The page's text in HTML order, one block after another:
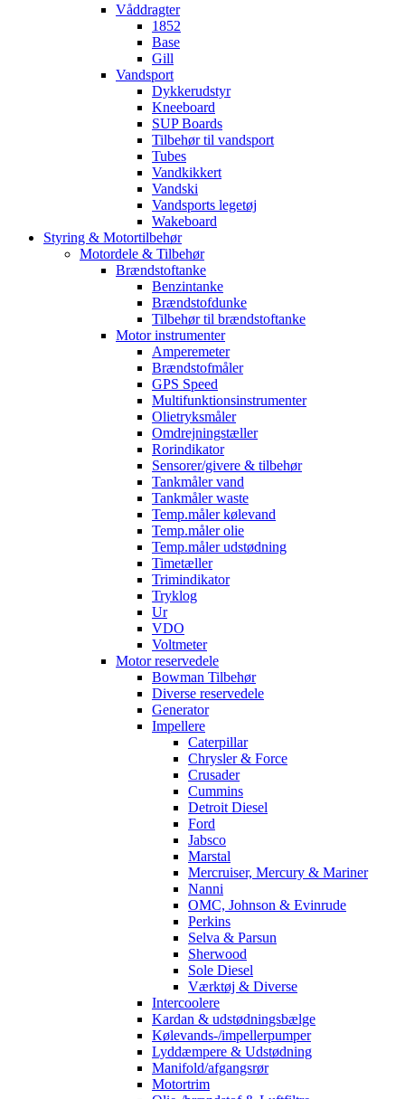
Våddragter
1852
Base
Gill
Vandsport
Dykkerudstyr
Kneeboard
SUP Boards
Tilbehør til vandsport
Tubes
Vandkikkert
Vandski
Vandsports legetøj
Wakeboard
Styring & Motortilbehør
Motordele & Tilbehør
Brændstoftanke
Benzintanke
Brændstofdunke
Tilbehør til brændstoftanke
Motor instrumenter
Amperemeter
Brændstofmåler
GPS Speed
Multifunktionsinstrumenter
Olietryksmåler
Omdrejningstæller
Rorindikator
Sensorer/givere & tilbehør
Tankmåler vand
Tankmåler waste
Temp.måler kølevand
Temp.måler olie
Temp.måler udstødning
Timetæller
Trimindikator
Tryklog
Ur
VDO
Voltmeter
Motor reservedele
Bowman Tilbehør
Diverse reservedele
Generator
Impellere
Caterpillar
Chrysler & Force
Crusader
Cummins
Detroit Diesel
Ford
Jabsco
Marstal
Mercruiser, Mercury & Mariner
Nanni
OMC, Johnson & Evinrude
Perkins
Selva & Parsun
Sherwood
Sole Diesel
Værktøj & Diverse
Intercoolere
Kardan & udstødningsbælge
Kølevands-/impellerpumper
Lyddæmpere & Udstødning
Manifold/afgangsrør
Motortrim